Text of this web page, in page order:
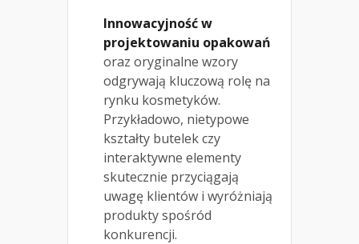
Innowacyjność w
projektowaniu opakowań
oraz oryginalne wzory
odgrywają kluczową rolę na
rynku kosmetyków.
Przykładowo, nietypowe
kształty butelek czy
interaktywne elementy
skutecznie przyciągają
uwagę klientów i wyróżniają
produkty spośród
konkurencji.